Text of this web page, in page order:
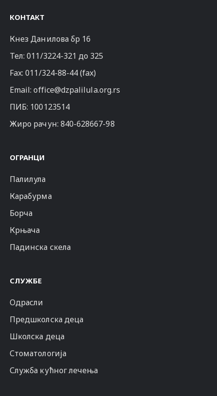
КОНТАКТ
Кнез Данилова бр 16
Тел:011/3224-321 до 325
Fax: 011/324-88-44 (fax)
Email:office@dzpalilula.org.rs
ПИБ: 100123514
Жиро рачун: 840-628667-98
ОГРАНЦИ
Палилула
Карабурма
Борча
Крњача
Падинска скела
СЛУЖБЕ
Одрасли
Предшколска деца
Школска деца
Стоматологија
Служба кућног лечења